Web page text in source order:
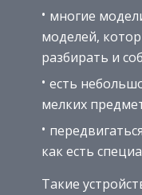
многие
моделей,
разбирать и
есть
мелких
как есть
Такие